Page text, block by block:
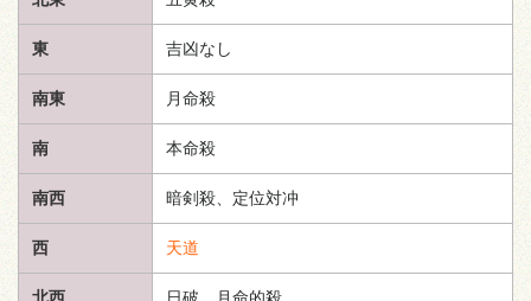
東 吉凶なし
南東 月命殺
南 本命殺
南西 暗剣殺、定位対冲
西 天道
北西 日破、月命的殺